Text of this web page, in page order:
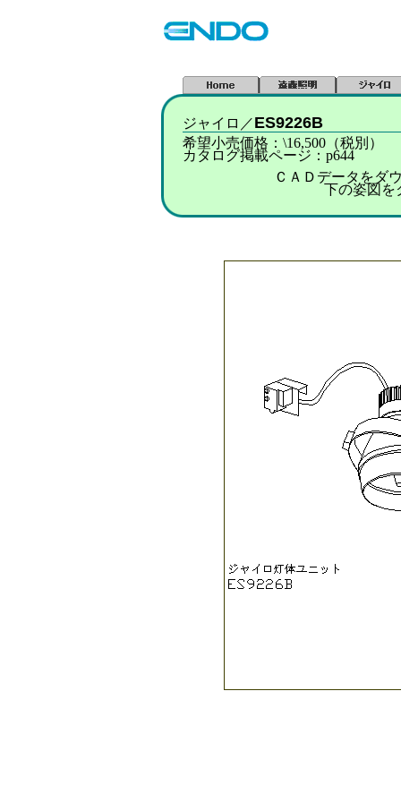
ジャイロ／ES9226B
希望小売価格：\16,500（税別）
カタログ掲載ページ：p644
ＣＡＤデータをダ
下の姿図を